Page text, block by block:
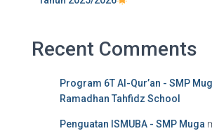
Recent Comments
Program 6T Al-Qur’an - SMP
Ramadhan Tahfidz School
Penguatan ISMUBA - SMP Muga